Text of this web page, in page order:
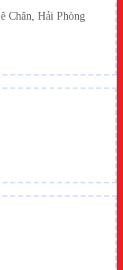
Chân, Hải Phòng